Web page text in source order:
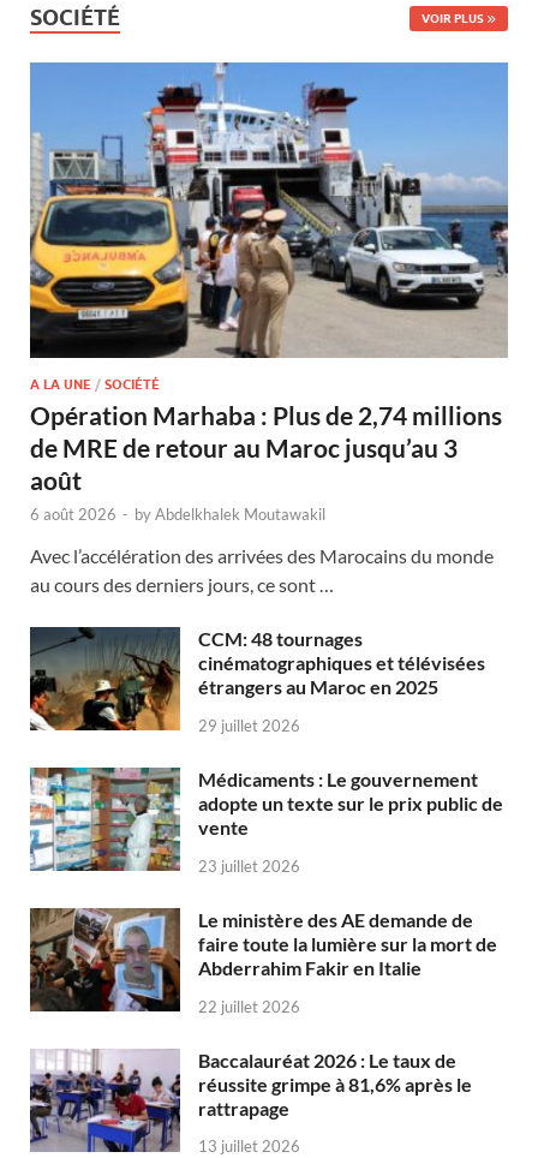
SOCIÉTÉ VOIR PLUS
A LA UNE / SOCIÉTÉ
Opération Marhaba : Plus de 2,74 millions
de MRE de retour au Maroc jusqu’au 3
août
6 août 2026 - byAbdelkhalek Moutawakil
Avec l’accélération des arrivées des Marocains du monde
au cours des derniers jours, ce sont …
CCM: 48 tournages
cinématographiques et télévisées
étrangers au Maroc en 2025
29 juillet 2026
Médicaments : Le gouvernement
adopte un texte sur le prix public de
vente
23 juillet 2026
Le ministère des AE demande de
faire toute la lumière sur la mort de
Abderrahim Fakir en Italie
22 juillet 2026
Baccalauréat 2026 : Le taux de
réussite grimpe à 81,6% après le
rattrapage
13 juillet 2026